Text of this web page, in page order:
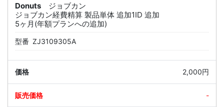
Donuts
ジョブカン
ジョブカン経費精算 製品単体 追加1ID 追加
5ヶ月(年額プランへの追加)
型番 ZJ3109305A
2,000円
-